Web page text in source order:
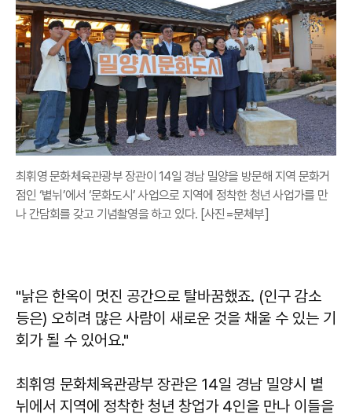
최휘영 문화체육관광부 장관이 14일 경남 밀양을 방문해 지역 문화거
점인 ‘볕뉘’에서 ‘문화도시’ 사업으로 지역에 정착한 청년 사업가를 만
나 간담회를 갖고 기념촬영을 하고 있다. [사진=문체부]
"낡은 한옥이 멋진 공간으로 탈바꿈했죠. (인구 감소
등은) 오히려 많은 사람이 새로운 것을 채울 수 있는 기
회가 될 수 있어요."
최휘영 문화체육관광부 장관은 14일 경남 밀양시 볕
뉘에서 지역에 정착한 청년 창업가 4인을 만나 이들을